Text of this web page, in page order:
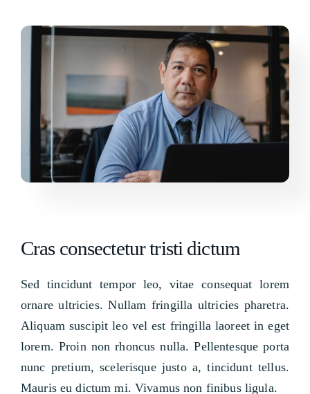
Cras consectetur tristi dictum
Sed tincidunt tempor leo, vitae consequat lorem
ornare ultricies. Nullam fringilla ultricies pharetra.
Aliquam suscipit leo vel est fringilla laoreet in eget
lorem. Proin non rhoncus nulla. Pellentesque porta
nunc pretium, scelerisque justo a, tincidunt tellus.
Mauris eu dictum mi. Vivamus non finibus ligula.